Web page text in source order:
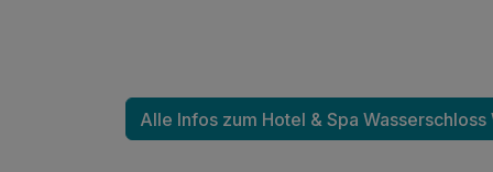
Alle Infos zum Hotel & Spa